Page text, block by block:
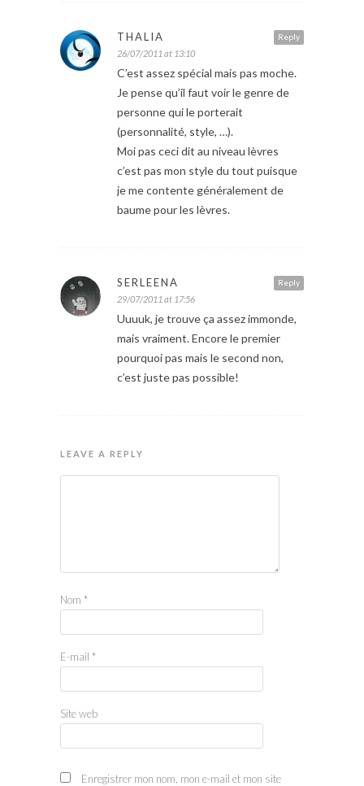
Reply
THALIA
26/07/2011 at 13:10
C’est assez spécial mais pas moche.
Je pense qu’il faut voir le genre de
personne qui le porterait
(personnalité, style, …).
Moi pas ceci dit au niveau lèvres
c’est pas mon style du tout puisque
je me contente généralement de
baume pour les lèvres.
Reply
SERLEENA
29/07/2011 at 17:56
Uuuuk, je trouve ça assez immonde,
mais vraiment. Encore le premier
pourquoi pas mais le second non,
c’est juste pas possible!
LEAVE A REPLY
Nom *
E-mail *
Site web
Enregistrer mon nom, mon e-mail et mon site